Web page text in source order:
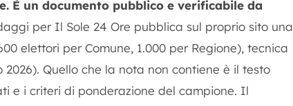
È un documento pubblico e verificabile da
per Il Sole 24 Ore pubblica sul proprio sito una
elettori per Comune, 1.000 per Regione), tecnica
Quello che la nota non contiene è il testo
e i criteri di ponderazione del campione. Il